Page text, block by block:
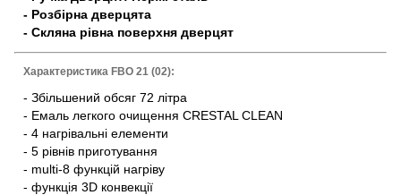
- Розбірна дверцята
- Скляна рівна поверхня дверцят
Характеристика FBO 21 (02):
- Збільшений обсяг 72 літра
- Емаль легкого очищення CRESTAL CLEAN
- 4 нагрівальні елементи
- 5 рівнів приготування
- multi-8 функцій нагріву
- функція 3D конвекції